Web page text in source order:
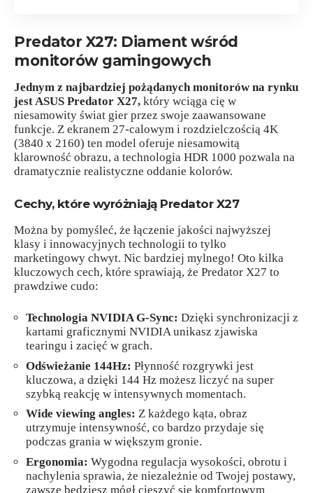
Predator X27: Diament wśród
monitorów gamingowych
Jednym z najbardziej pożądanych monitorów na rynku
jest ASUS Predator X27, który wciąga cię w
niesamowity świat gier przez swoje zaawansowane
funkcje. Z ekranem 27-calowym i rozdzielczością 4K
(3840 x 2160) ten model oferuje niesamowitą
klarowność obrazu, a technologia HDR 1000 pozwala na
dramatycznie realistyczne oddanie kolorów.
Cechy, które wyróżniają Predator X27
Można by pomyśleć, że łączenie jakości najwyższej
klasy i innowacyjnych technologii to tylko
marketingowy chwyt. Nic bardziej mylnego! Oto kilka
kluczowych cech, które sprawiają, że Predator X27 to
prawdziwe cudo:
Technologia NVIDIA G-Sync: Dzięki synchronizacji z
kartami graficznymi NVIDIA unikasz zjawiska
tearingu i zacięć w grach.
Odświeżanie 144Hz: Płynność rozgrywki jest
kluczowa, a dzięki 144 Hz możesz liczyć na super
szybką reakcję w intensywnych momentach.
Wide viewing angles: Z każdego kąta, obraz
utrzymuje intensywność, co bardzo przydaje się
podczas grania w większym gronie.
Ergonomia: Wygodna regulacja wysokości, obrotu i
nachylenia sprawia, że niezależnie od Twojej postawy,
zawsze będziesz mógł cieszyć się komfortowym